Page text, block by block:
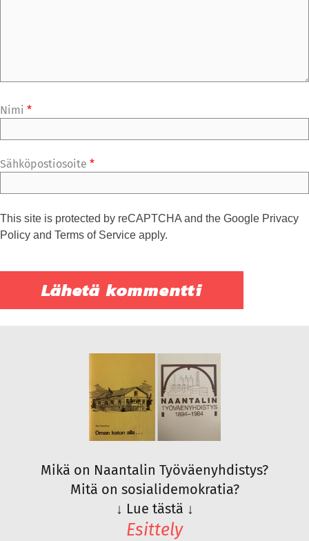
Nimi *
Sähköpostiosoite *
This site is protected by reCAPTCHA and the Google Privacy
Policy and Terms of Service apply.
Mikä on Naantalin Työväenyhdistys?
Mitä on sosialidemokratia?
↓ Lue tästä ↓
Esittely